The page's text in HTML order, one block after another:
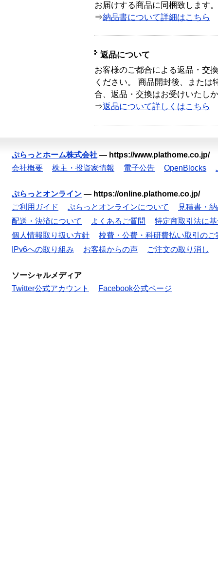
お届けする商品に同梱致します。
⇒納品書について詳細はこちら
返品について
お客様のご都合による返品・交
ください。 商品開封後、または
合、返品・交換はお受けいたし
⇒返品について詳しくはこちら
ぷらっとホーム株式会社 — https://www.plathome.co.jp/
会社概要
株主・投資家情報 電子公告 OpenBlocks
ぷらっとオンライン — https://online.plathome.co.jp/
ご利用ガイド
ぷらっとオンラインについて
見積書・
配送・決済について
よくあるご質問
特定商取引法に
個人情報取り扱い方針
校費・公費・科研費払い取引のご
IPv6への取り組み
お客様からの声 ご注文の取り消し
ソーシャルメディア
Twitter公式アカウント
Facebook公式ページ